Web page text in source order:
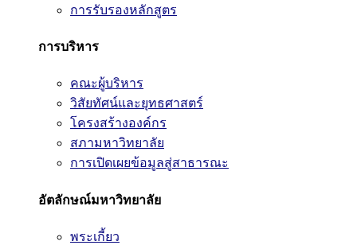
การรับรองหลักสูตร
การบริหาร
คณะผู้บริหาร
วิสัยทัศน์และยุทธศาสตร์
โครงสร้างองค์กร
สภามหาวิทยาลัย
การเปิดเผยข้อมูลสู่สาธารณะ
อัตลักษณ์มหาวิทยาลัย
พระเกี้ยว